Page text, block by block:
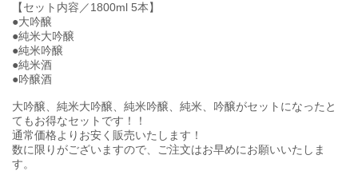
【セット内容／1800ml 5本】
●大吟醸
●純米大吟醸
●純米吟醸
●純米酒
●吟醸酒
大吟醸、純米大吟醸、純米吟醸、純米、吟醸がセットになったと
てもお得なセットです！！
通常価格よりお安く販売いたします！
数に限りがございますので、ご注文はお早めにお願いいたしま
す。